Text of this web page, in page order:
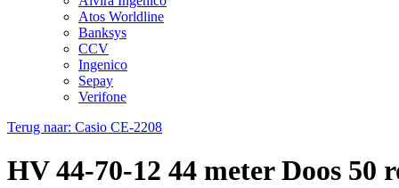
Atos Worldline
Banksys
CCV
Ingenico
Sepay
Verifone
Terug naar: Casio CE-2208
HV 44-70-12 44 meter Doos 50